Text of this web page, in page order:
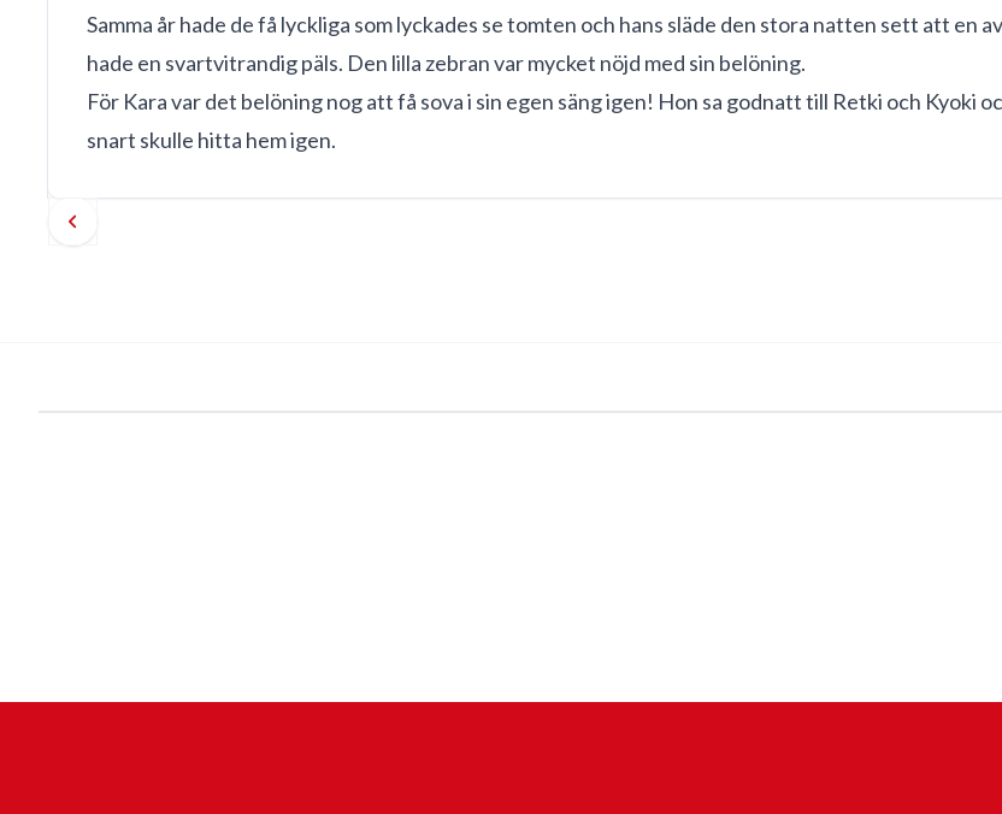
Samma år hade de få lyckliga som lyckades se tomten och hans släde den stora natten sett att en
hade en svartvitrandig päls. Den lilla zebran var mycket nöjd med sin belöning.
För Kara var det belöning nog att få sova i sin egen säng igen! Hon sa godnatt till Retki och Kyoki
snart skulle hitta hem igen.